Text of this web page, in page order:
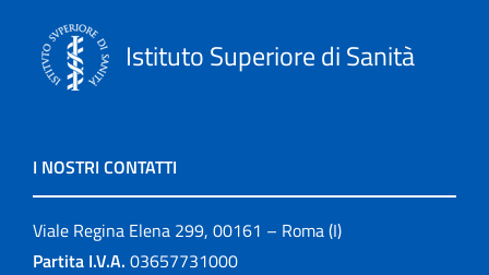
Istituto Superiore di Sanità
I NOSTRI CONTATTI
Viale Regina Elena 299, 00161 – Roma (I)
Partita I.V.A. 03657731000